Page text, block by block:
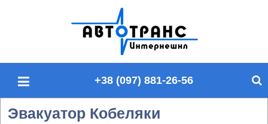
п
+38 (097) 881-26-56
Эвакуатор Кобеляки